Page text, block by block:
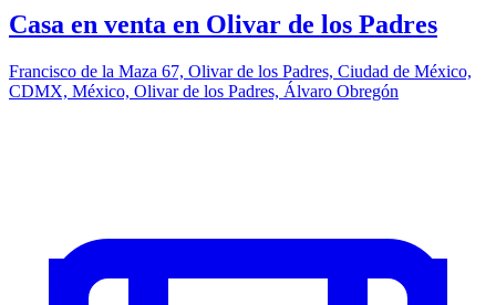
Casa en venta en Olivar de los Padres
Francisco de la Maza 67, Olivar de los Padres, Ciudad de México,
CDMX, México, Olivar de los Padres, Álvaro Obregón